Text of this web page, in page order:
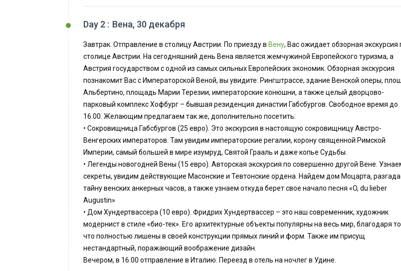
Day 2 : Вена, 30 декабря
Завтрак. Отправление в столицу Австрии. По приезду в Вену, Вас ожидает обзорная экскурсия
столице Австрии. На сегодняшний день Вена является жемчужиной Европейского туризма, а
Австрия государством с одной из самых сильных Европейских экономик. Обзорная экскурсия
познакомит Вас с Императорской Веной, вы увидите: Рингштрассе, здание Венской оперы,
Альбертино, площадь Марии Терезии, императорские конюшни, а также целый дворцово-
парковый комплекс Хофбург – бывшая резиденция династии Габсбургов. Свободное время до
16.00. Желающим предлагаем так же, дополнительно посетить:
• Сокровищница Габсбургов (25 евро). Это экскурсия в настоящую сокровищницу Австро-
Венгерских императоров. Там увидим императорские регалии, корону священной Римской
Империи, самый большей в мире изумруд, Святой Грааль и даже копье Судьбы.
• Легенды новогодней Вены (15 евро). Авторская экскурсия по совершенно другой Вене.
секреты, увидим действующие Масонские и Тевтонские ордена. Найдем дом Моцарта,
тайну венских анкерных часов, а также узнаем откуда берет свое начало песня «O, du lieber
Augustin»
• Дом Хундертвассера (10 евро). Фридрих Хундертвассер – это наш современник, художник
модернист в стиле «био-тек». Его архитектурные объекты популярны на весь мир, благодаря
что полностью лишены в своей конструкции прямых линий и форм. Также им присущ
нестандартный, поражающий воображение дизайн.
Вечером, в 16.00 отправление в Италию. Переезд в отель на ночлег в Удине.